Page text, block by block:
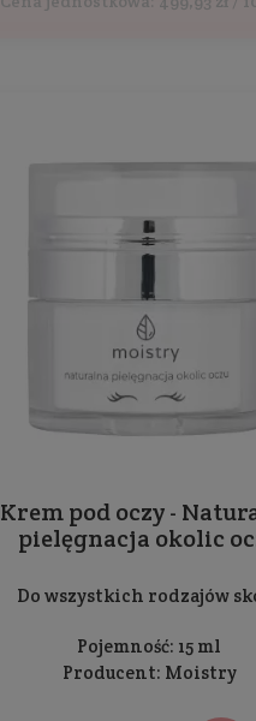
Krem pod oczy -
pielęgnacja okolic
Do wszystkich rodzajów
Pojemność: 15 ml
Producent: Moistry